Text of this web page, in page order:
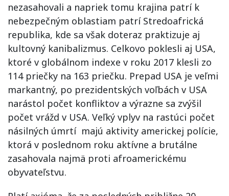
nezasahovali a napriek tomu krajina patrí k
nebezpečným oblastiam patrí Stredoafrická
republika, kde sa však doteraz praktizuje aj
kultovný kanibalizmus. Celkovo poklesli aj USA,
ktoré v globálnom indexe v roku 2017 klesli zo
114 priečky na 163 priečku. Prepad USA je veľmi
markantný, po prezidentských voľbách v USA
narástol počet konfliktov a výrazne sa zvýšil
počet vrážd v USA. Veľký vplyv na rastúci počet
násilných úmrtí majú aktivity americkej polície,
ktorá v poslednom roku aktívne a brutálne
zasahovala najmä proti afroamerickému
obyvateľstvu.